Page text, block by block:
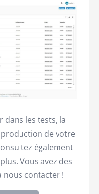
dans les tests, la
production de votre
également
Vous avez des
nous contacter !